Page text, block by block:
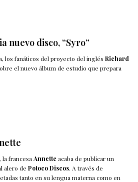
nuevo disco, “Syro”
los fanáticos del proyecto del inglésRichard
el nuevo álbum de estudio que prepara
la francesaAnnette acaba de publicar un
alero dePotoco Discos. A través de
tanto en su lengua materna como en